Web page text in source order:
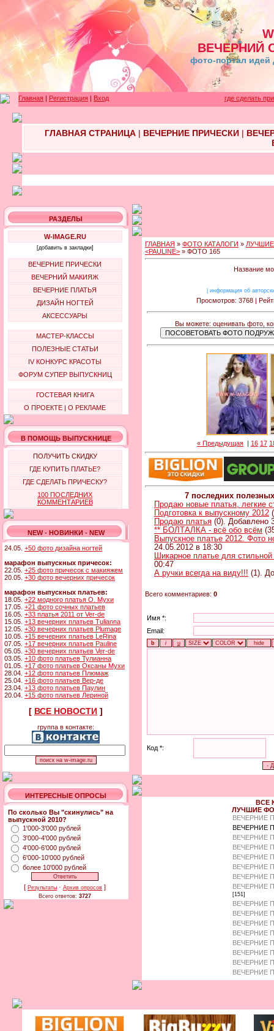
ВЕЧЕРНИЙ
фото-портал идей
Главная | Регистрация | Вход где сделать
ГЛАВНАЯ СТРАНИЦА| ВЕЧЕРНИЕ ПРИЧЕСКИ|
РАЗДЕЛЫ
W-IMAGE.RU
[добавить в закладки]
ВЕЧЕРНИЕ ПРИЧЕСКИ
ВЕЧЕРНИЙ МАКИЯЖ
ВЕЧЕРНИЕ ПЛАТЬЯ
ДИЗАЙН НОГТЕЙ
АКСЕССУАРЫ
МАСТЕР-КЛАССЫ
ПОЛЕЗНЫЕ СТАТЬИ
IV КОНКУРС КРАСОТЫ
ФОРУМ СУПЕР ВЫПУСКНИЦ
ГОСТЕВАЯ КНИГА
О ПРОЕКТЕ | О РЕКЛАМЕ
В ПОМОЩЬ ВЫПУСКНИЦЕ
ПОЛУЧИТЬ СКИДКУ
ГДЕ КУПИТЬ ПЛАТЬЕ?
ГДЕ СДЕЛАТЬ ПРИЧЕСКУ?
100 ПОСЛЕДНИХ
КОММЕНТАРИЕВ
NEW - НОВИНКИ - NEW
24.05. +50 фото дизайна ногтей
марафон выпускных причесок:
22.05. +25 фото причесок с макияжем
20.05. +30 фото вечерних причесок
марафон выпускных платьев:
18.05. +22 модного платья О. Мухи
17.05. +21 фото сочных платьев
16.05. +33 платья 2011 от Ver-de
15.05. +13 вечерних платьев Tulianna
12.05. +30 вечерних платьев Plumage
10.05. +15 вечерних платьев LeRina
07.05. +17 вечерних платьев Pauline
05.05. +30 вечерних платьев Ver-de
03.05. +10 фото платьев Тулианна
01.05. +17 фото платьев Оксаны Мухи
28.04. +12 фото платьев Плюмаж
25.04. +16 фото платьев Вер-де
23.04. +13 фото платьев Паулин
20.04. +15 фото платьев Лериной
[ ВСЕ НОВОСТИ ]
группа в контакте:
ИНТЕРЕСНЫЕ ОПРОСЫ
По сколько Вы "скинулись" на
выпускной 2010?
1'000-3'000 рублей
3'000-4'000 рублей
4'000-6'000 рублей
6'000-10'000 рублей
более 10'000 рублей
[ Результаты · Архив опросов ]
Всего ответов: 3727
ГЛАВНАЯ » ФОТО КАТАЛОГИ »
<PAULINE> » ФОТО 165
Название
информация об
Просмотров: 3768 |
Вы можете: оценивать фото,
« Предыдущая | 16 17
7 последних
Продаю новые платья, легкие
Подготовка к выпускному 2012
Продаю платья (0). Добавлено
** БОЛТАЛКА - всё обо всём
Выпускное платье 2012. Фото
24.05.2012 в 18:30
Шикарное платье для
00:47
А ручки всегда на виду!!! (1).
Всего комментариев: 0
Имя *:
Email:
Код *:
ВСЕ
ЛУЧШИЕ
ВЕЧЕРНИЕ
ВЕЧЕРНИЕ
ВЕЧЕРНИЕ
ВЕЧЕРНИЕ
ВЕЧЕРНИЕ
ВЕЧЕРНИЕ
ВЕЧЕРНИЕ
ВЕЧЕРНИЕ
[151]
ВЕЧЕРНИЕ
ВЕЧЕРНИЕ
ВЕЧЕРНИЕ
ВЕЧЕРНИЕ
ВЕЧЕРНИЕ
ВЕЧЕРНИЕ
ВЕЧЕРНИЕ
ВЕЧЕРНИЕ